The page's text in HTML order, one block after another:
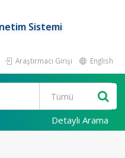
Sistemi
Araştırmacı Girişi English
Detaylı Arama